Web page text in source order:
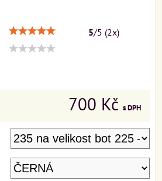
5/5 (2x)
700 Kč s DPH